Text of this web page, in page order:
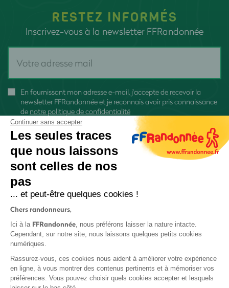
RESTEZ INFORMÉS
Inscrivez-vous à la newsletter FFRandonnée
En fournissant mon adresse e-mail, j'accepte de recevoir la
newsletter FFRandonnée et je reconnais avoir pris connaissance
de notre politique de confidentialité
Protection des données
Politique de confidentialité
Continuer sans accepter
Les seules traces
que nous laissons
sont celles de nos
pas
... et peut-être quelques cookies !
Chers randonneurs,
Ici à la FFRandonnée, nous préférons laisser la nature intacte.
Cependant, sur notre site, nous laissons quelques petits cookies
numériques.
Rassurez-vous, ces cookies nous aident à améliorer votre expérience
en ligne, à vous montrer des contenus pertinents et à mémoriser vos
préférences. Vous pouvez choisir quels cookies accepter et lesquels